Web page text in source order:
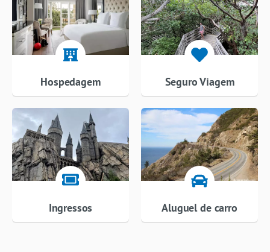
Hospedagem Seguro Viagem
Ingressos Aluguel de carro